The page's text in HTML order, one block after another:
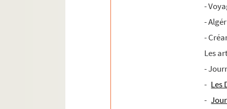
-
-
-
Les
-
- Les
-